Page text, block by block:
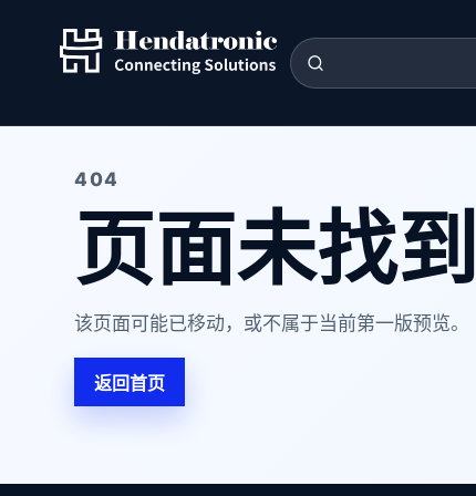
404
页面未找到
该页面可能已移动，或不属于当前第一版预览。
返回首页